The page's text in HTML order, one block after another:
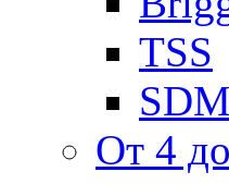
TSS
От 4